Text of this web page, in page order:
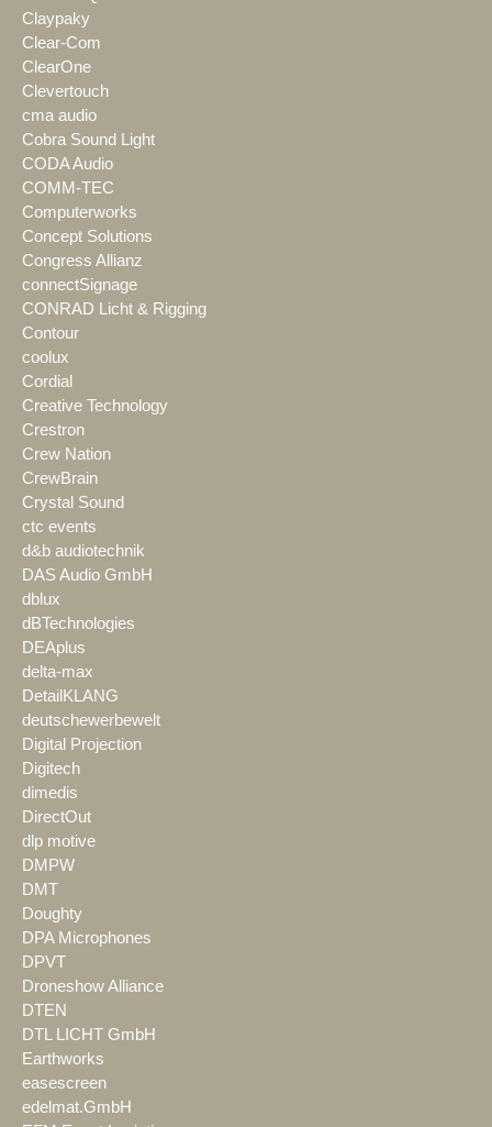
Claypaky
Clear-Com
ClearOne
Clevertouch
cma audio
Cobra Sound Light
CODA Audio
COMM-TEC
Computerworks
Concept Solutions
Congress Allianz
connectSignage
CONRAD Licht & Rigging
Contour
coolux
Cordial
Creative Technology
Crestron
Crew Nation
CrewBrain
Crystal Sound
ctc events
d&b audiotechnik
DAS Audio GmbH
dblux
dBTechnologies
DEAplus
delta-max
DetailKLANG
deutschewerbewelt
Digital Projection
Digitech
dimedis
DirectOut
dlp motive
DMPW
DMT
Doughty
DPA Microphones
DPVT
Droneshow Alliance
DTEN
DTL LICHT GmbH
Earthworks
easescreen
edelmat.GmbH